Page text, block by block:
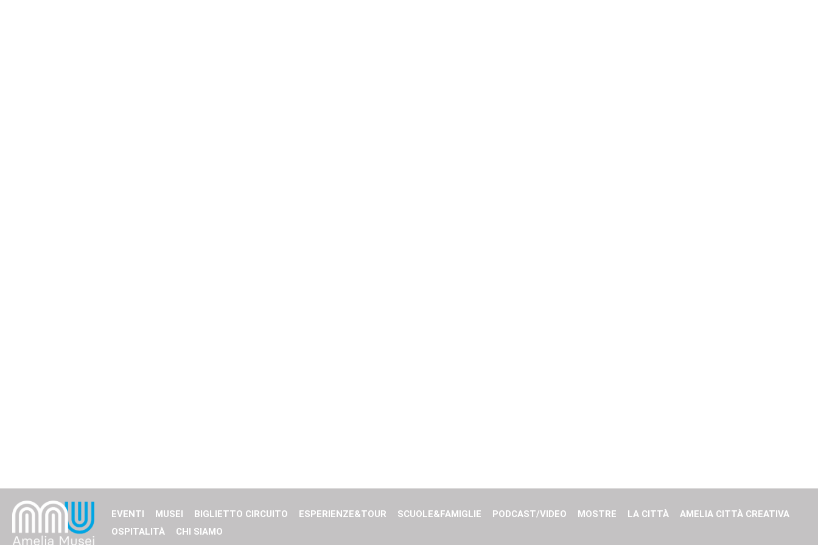
EVENTI MUSEI BIGLIETTO CIRCUITO ESPERIENZE&TOUR SCUOLE&FAMIGLIE PODCAST/VIDEO MOSTRE LA CITTÀ
AMELIA CITTÀ CREATIVA
OSPITALITÀ
CHI SIAMO